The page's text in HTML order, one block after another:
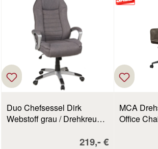
Duo Chefsessel Dirk
Webstoff grau / Drehkreuz
Verkaufspreis:
219,- €
MCA
Office